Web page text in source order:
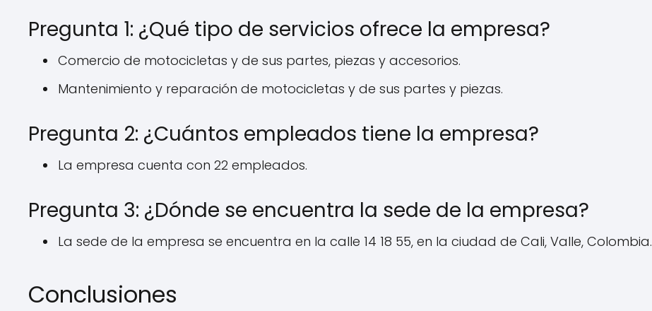
Pregunta 1: ¿Qué tipo de servicios ofrece la empresa?
Comercio de motocicletas y de sus partes, piezas y accesorios.
Mantenimiento y reparación de motocicletas y de sus partes y piezas.
Pregunta 2: ¿Cuántos empleados tiene la empresa?
La empresa cuenta con 22 empleados.
Pregunta 3: ¿Dónde se encuentra la sede de la empresa?
La sede de la empresa se encuentra en la calle 14 18 55, en la ciudad de Cali, Valle, Colombia.
Conclusiones